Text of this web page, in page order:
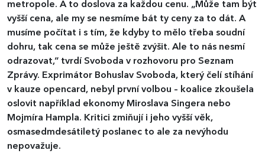
metropole. A to doslova za každou cenu. „Může tam být
vyšší cena, ale my se nesmíme bát ty ceny za to dát. A
musíme počítat i s tím, že kdyby to mělo třeba soudní
dohru, tak cena se může ještě zvýšit. Ale to nás nesmí
odrazovat,“ tvrdí Svoboda v rozhovoru pro Seznam
Zprávy. Exprimátor Bohuslav Svoboda, který čelí stíhání
v kauze opencard, nebyl první volbou – koalice zkoušela
oslovit například ekonomy Miroslava Singera nebo
Mojmíra Hampla. Kritici zmiňují i jeho vyšší věk,
osmasedmdesátiletý poslanec to ale za nevýhodu
nepovažuje.